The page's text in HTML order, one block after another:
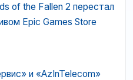
of the Fallen 2 перестал
Epic Games Store
и «AzInTelecom»